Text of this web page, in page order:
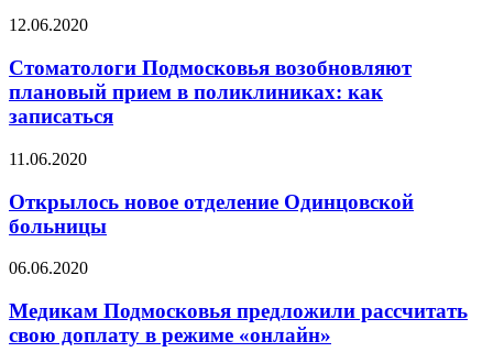
12.06.2020
Стоматологи Подмосковья возобновляют
плановый прием в поликлиниках: как
записаться
11.06.2020
Открылось новое отделение Одинцовской
больницы
06.06.2020
Медикам Подмосковья предложили рассчитать
свою доплату в режиме «онлайн»